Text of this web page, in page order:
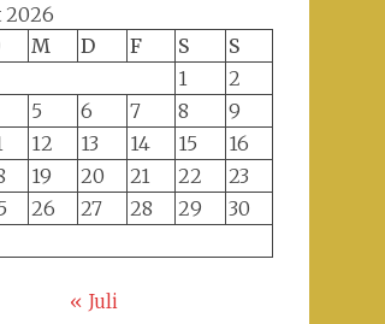
2026
M D F S
S
1
2
5 6 7 8
9
12 13 14 15
16
19 20 21 22
23
26 27 28 29
30
« Juli